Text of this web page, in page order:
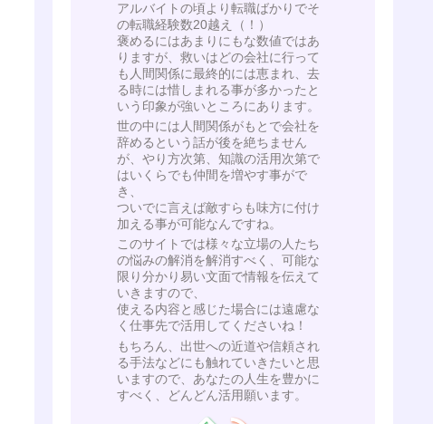
アルバイトの頃より転職ばかりでそ
の転職経験数20越え（！）
褒めるにはあまりにもな数値ではあ
りますが、救いはどの会社に行って
も人間関係に最終的には恵まれ、去
る時には惜しまれる事が多かったと
いう印象が強いところにあります。
世の中には人間関係がもとで会社を
辞めるという話が後を絶ちません
が、やり方次第、知識の活用次第で
はいくらでも仲間を増やす事がで
き、
ついでに言えば敵すらも味方に付け
加える事が可能なんですね。
このサイトでは様々な立場の人たち
の悩みの解消を解消すべく、可能な
限り分かり易い文面で情報を伝えて
いきますので、
使える内容と感じた場合には遠慮な
く仕事先で活用してくださいね！
もちろん、出世への近道や信頼され
る手法などにも触れていきたいと思
いますので、あなたの人生を豊かに
すべく、どんどん活用願います。